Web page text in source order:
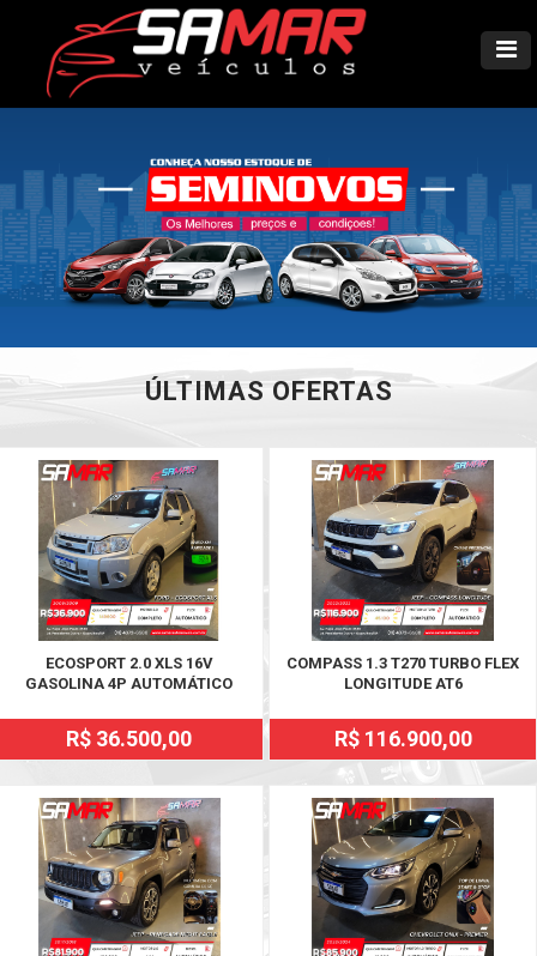
ÚLTIMAS OFERTAS
ECOSPORT 2.0 XLS 16V
GASOLINA 4P AUTOMÁTICO
R$ 36.500,00
COMPASS 1.3 T270 TURBO FLEX
LONGITUDE AT6
R$ 116.900,00